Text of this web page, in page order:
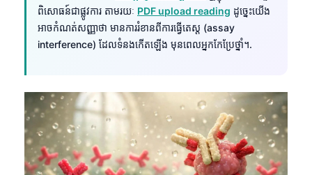
ពិសោធន៍ជាផ្លូវការ តាមរយៈ PDF upload reading ដូច្នេះយើង
អាចកំណត់សញ្ញាថា មានការរំខានពីការធ្វើតេស្ត (assay
interference) ដែលទំនងកើតឡើង មុនពេលអ្នកកែប្រែថ្នាំ។.
Norsk bokmål